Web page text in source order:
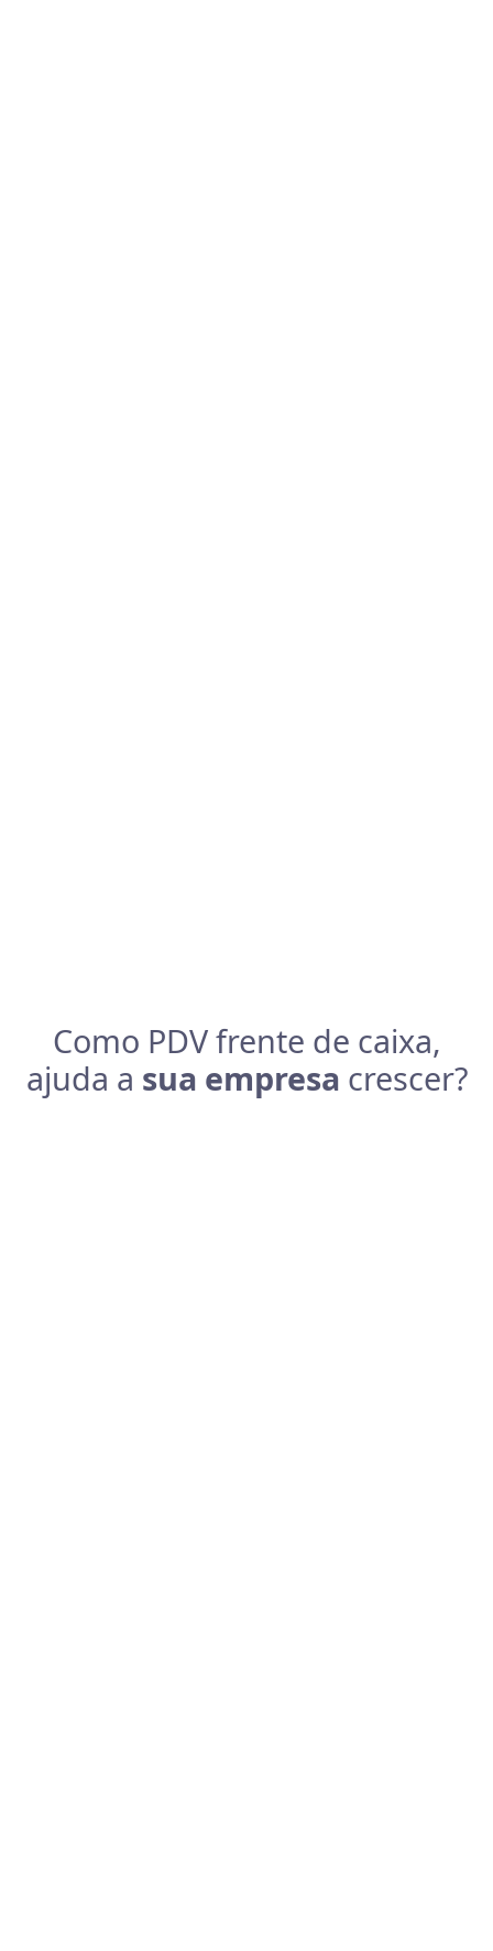
Como PDV frente de caixa,
ajuda a sua empresa crescer?